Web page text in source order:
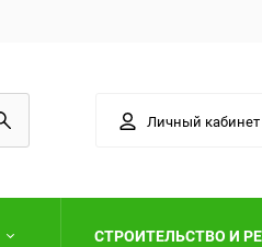
Личный кабинет
СТРОИТЕЛЬСТВО И